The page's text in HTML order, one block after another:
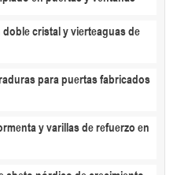
cristal y vierteaguas de
para puertas fabricados
y varillas de refuerzo en